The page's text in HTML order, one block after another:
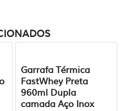
Garrafa Térmica
FastWhey Preta
960ml Dupla
camada Aço Inox